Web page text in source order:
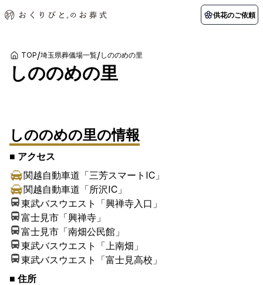
供花のご依頼
初めての方へ
アフターサポート
会社を知る
スタッフ一覧
会社概要
関東エリア
千葉県
北海道エリア
札幌市 函館市
お客様の声
葬儀の知識
TOP/埼玉県葬儀場一覧/しののめの里
しののめの里
しののめの里の情報
■ アクセス
関越自動車道「三芳スマートIC」
関越自動車道「所沢IC」
東武バスウエスト「興禅寺入口」
富士見市「興禅寺」
富士見市「南畑公民館」
東武バスウエスト「上南畑」
東武バスウエスト「富士見高校」
■ 住所